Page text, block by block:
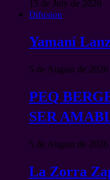
15 de July de 2026
Difusion
Yamaní
5 de August de 2026
PEQ
SER
5 de August de 2026
La Zorra